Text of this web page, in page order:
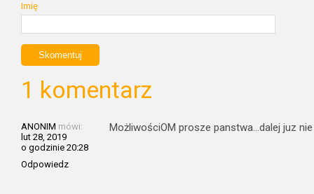
Imię
1 komentarz
ANONIM mówi:
lut 28, 2019
o godzinie 20:28
Odpowiedz
MożliwościOM prosze panstwa…dalej juz